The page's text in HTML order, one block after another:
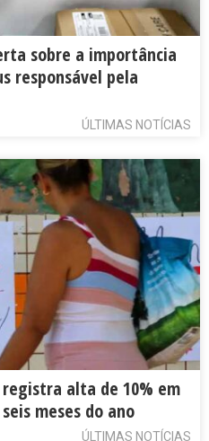
sobre a importância
responsável pela
ÚLTIMAS NOTÍCIAS
alta de 10% em
meses do ano
ÚLTIMAS NOTÍCIAS